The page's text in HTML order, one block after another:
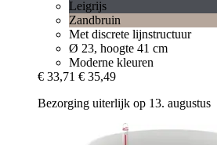
Leigrijs
Zandbruin
Met discrete lijnstructuur
Ø 23, hoogte 41 cm
Moderne kleuren
€ 33,71 € 35,49
Bezorging uiterlijk op 13. augustus